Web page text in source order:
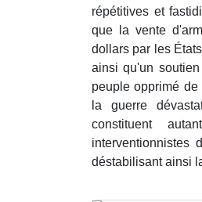
répétitives et
que la vente
dollars par les
ainsi qu'un
peuple opprimé
la guerre
constituent
interventionnistes
déstabilisant ainsi